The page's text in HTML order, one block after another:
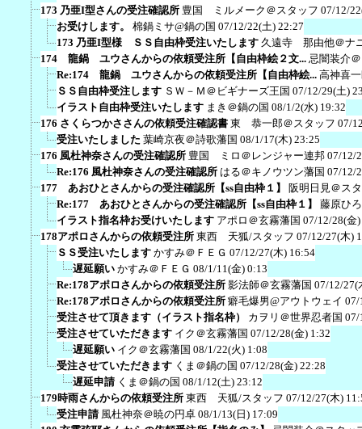
173 乃亜I型さんの受注確認所 豊国 ミルメーク＠スタッフ 07/12/
お受けします。
棉鍋ミサ@鍋の国 07/12/22(土) 22:27
173 乃亜I型様 ＳＳ自由枠受注いたします 久遠寺 那由他＠ナ
174 龍鍋 ユウさんからの依頼受注所【自由枠絵２文... 忌闇装介
Re:174 龍鍋 ユウさんからの依頼受注所【自由枠絵... 高神喜
ＳＳ自由枠受注します ＳＷ－Ｍ＠ビギナーズ王国 07/12/29(土)
イラスト自由枠受注いたします まき＠鍋の国 08/1/2(水) 19:32
176 さくらつかささんの依頼受注確認書 東 恭一郎＠スタッフ 07/
受注いたしました 葉崎京夜＠詩歌藩国 08/1/17(木) 23:25
176 風杜神奈さんの受注確認所 豊国 ミロ＠レンジャー連邦 07/12/
Re:176 風杜神奈さんの受注確認所 はる＠キノウツン藩国 07/12/
177 あおひとさんからの受注確認所【ss自由枠１】
阪明日見＠ス
Re:177 あおひとさんからの受注確認所【ss自由枠１】
藤原ひ
イラスト指名枠お受けいたします アポロ＠玄霧藩国 07/12/28(金
178アポロさんからの依頼受注所 東西 天狐/スタッフ 07/12/27(木)
ＳＳ受注いたします かすみ＠ＦＥＧ 07/12/27(木) 16:54
遅延願い かすみ＠ＦＥＧ 08/1/11(金) 0:13
Re:178アポロさんからの依頼受注所 影法師＠玄霧藩国 07/12/27(
Re:178アポロさんからの依頼受注所 癖毛爆男@アウトウェイ 07/
受注させて頂きます（イラスト指名枠）
カヲリ＠世界忍者国 07/
受注させていただきます イク＠玄霧藩国 07/12/28(金) 1:32
遅延願い イク＠玄霧藩国 08/1/22(火) 1:08
受注させていただきます くま＠鍋の国 07/12/28(金) 22:28
遅延申請 くま＠鍋の国 08/1/12(土) 23:12
179時雨さんからの依頼受注所 東西 天狐/スタッフ 07/12/27(木)
受注申請 風杜神奈＠暁の円卓 08/1/13(日) 17:09